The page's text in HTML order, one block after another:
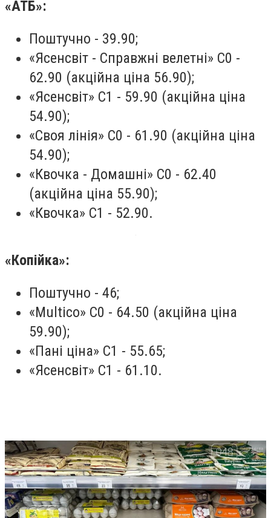
«АТБ»:
Поштучно - 39.90;
«Ясенсвіт - Справжні велетні» С0 -
62.90 (акційна ціна 56.90);
«Ясенсвіт» С1 - 59.90 (акційна ціна
54.90);
«Своя лінія» С0 - 61.90 (акційна ціна
54.90);
«Квочка - Домашні» С0 - 62.40
(акційна ціна 55.90);
«Квочка» С1 - 52.90.
«Копійка»:
Поштучно - 46;
«Multico» C0 - 64.50 (акційна ціна
59.90);
«Пані ціна» С1 - 55.65;
«Ясенсвіт» С1 - 61.10.